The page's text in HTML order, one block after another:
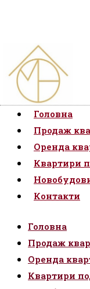
Головна
Продаж
Оренда
Квартири
Контакти
Головна
Продаж
Оренда
Квартири